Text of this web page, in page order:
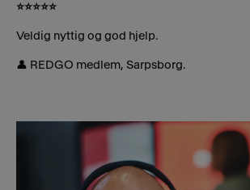
⭐⭐⭐⭐⭐
Veldig nyttig og god hjelp.
👤 REDGO medlem, Sarpsborg.